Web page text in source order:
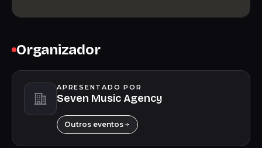
Organizador
APRESENTADO POR
Seven Music Agency
Outros eventos